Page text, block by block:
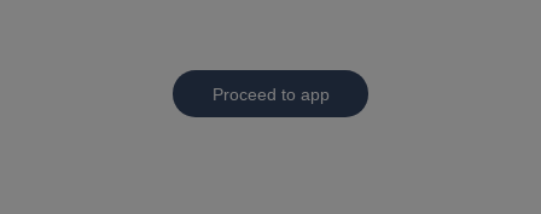
Proceed to app